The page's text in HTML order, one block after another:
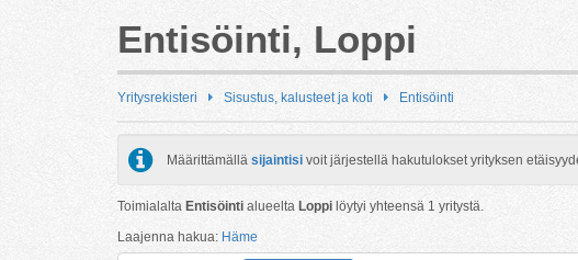
Entisöinti, Loppi
Yritysrekisteri Sisustus, kalusteet ja koti Entisöinti
Määrittämällä sijaintisi voit järjestellä hakutulokset yrityksen
Toimialalta Entisöinti alueelta Loppi löytyi yhteensä 1 yritystä.
Laajenna hakua: Häme